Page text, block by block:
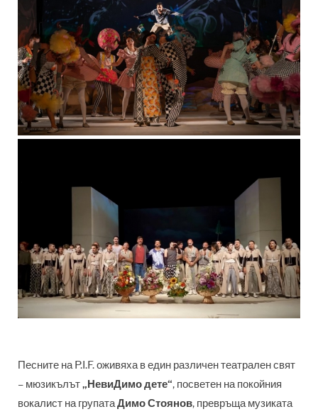
Песните на P.I.F. оживяха в един различен театрален свят
– мюзикълът„НевиДимо дете“, посветен на покойния
вокалист на групатаДимо Стоянов, превръща музиката